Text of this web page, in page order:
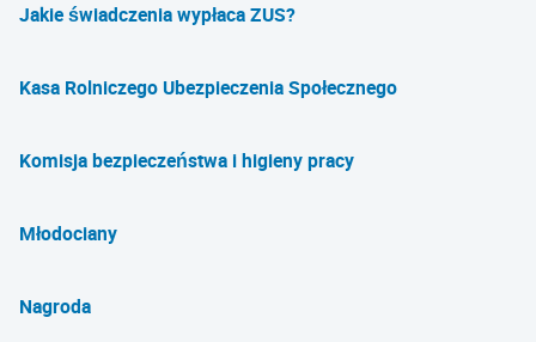
Jakie świadczenia wypłaca ZUS?
Kasa Rolniczego Ubezpieczenia Społecznego
Komisja bezpieczeństwa i higieny pracy
Młodociany
Nagroda